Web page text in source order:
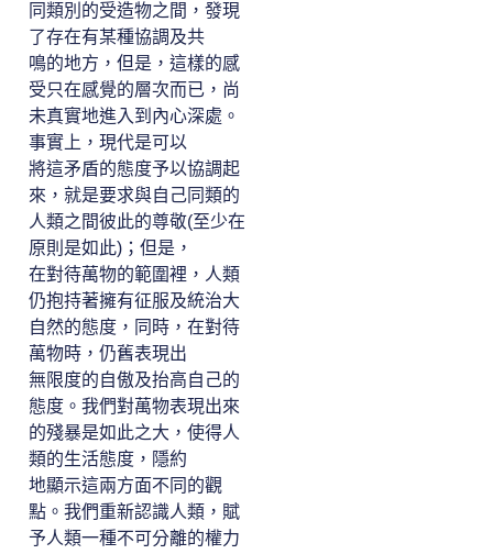
同類別的受造物之間，發現
了存在有某種協調及共
鳴的地方，但是，這樣的感
受只在感覺的層次而已，尚
未真實地進入到內心深處。
事實上，現代是可以
將這矛盾的態度予以協調起
來，就是要求與自己同類的
人類之間彼此的尊敬(至少在
原則是如此)；但是，
在對待萬物的範圍裡，人類
仍抱持著擁有征服及統治大
自然的態度，同時，在對待
萬物時，仍舊表現出
無限度的自傲及抬高自己的
態度。我們對萬物表現出來
的殘暴是如此之大，使得人
類的生活態度，隱約
地顯示這兩方面不同的觀
點。我們重新認識人類，賦
予人類一種不可分離的權力